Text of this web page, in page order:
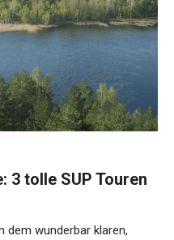
3 tolle SUP Touren
dem wunderbar klaren,